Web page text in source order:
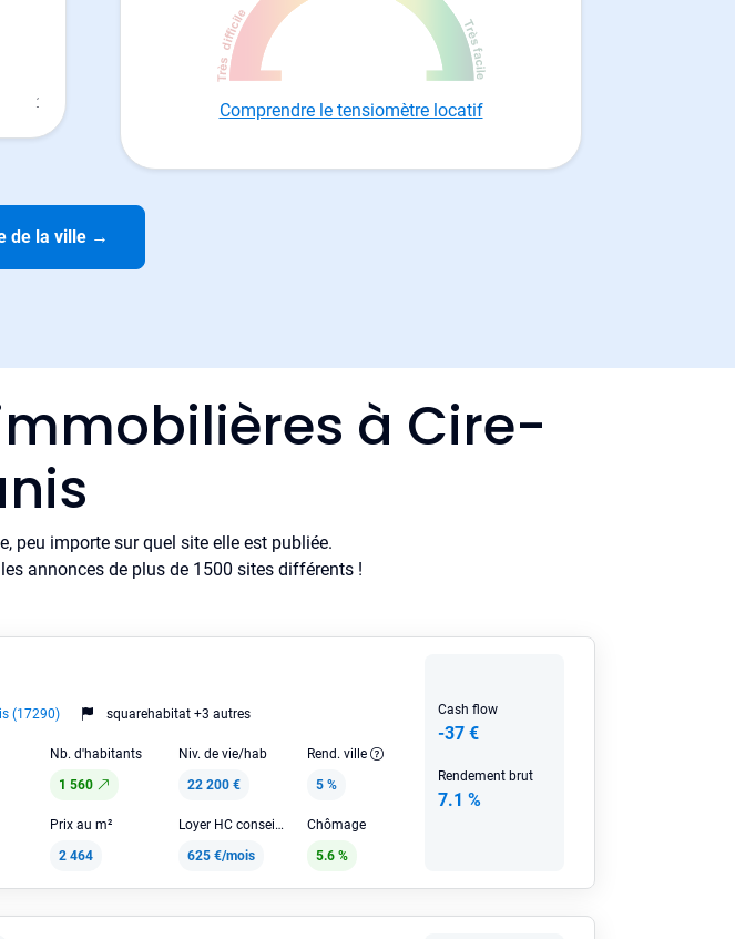
Comprendre le tensiomètre locatif
de la ville →
à Cire-
peu importe sur quel site elle est publiée.
annonces de plus de 1500 sites différents !
(17290) squarehabitat +3 autres
Nb. d'habitants
1 560
Niv. de vie/hab
22 200 €
Rend. ville
5 %
Prix au m²
2 464
Loyer HC conseillé
625 €/mois
Chômage
5.6 %
Cash flow
-37 €
Rendement brut
7.1 %